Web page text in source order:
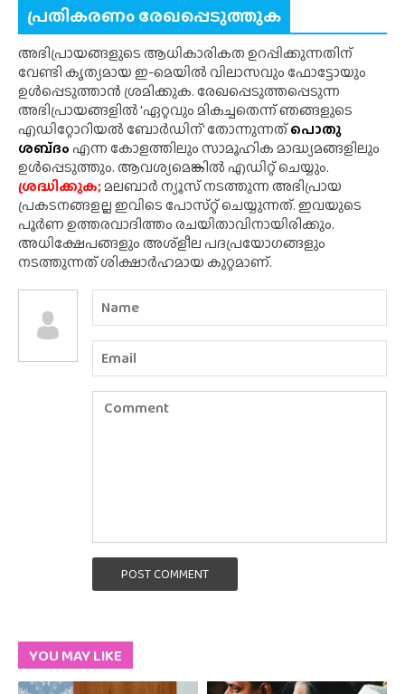
പ്രതികരണം രേഖപ്പെടുത്തുക
അഭിപ്രായങ്ങളുടെ ആധികാരികത ഉറപ്പിക്കുന്നതിന്
വേണ്ടി കൃത്യമായ ഇ-മെയിൽ വിലാസവും ഫോട്ടോയും
ഉൾപ്പെടുത്താൻ ശ്രമിക്കുക. രേഖപ്പെടുത്തപ്പെടുന്ന
അഭിപ്രായങ്ങളിൽ 'ഏറ്റവും മികച്ചതെന്ന് ഞങ്ങളുടെ
എഡിറ്റോറിയൽ ബോർഡിന്' തോന്നുന്നത്പൊതു
ശബ്‌ദംഎന്ന കോളത്തിലും സാമൂഹിക മാദ്ധ്യമങ്ങളിലും
ഉൾപ്പെടുത്തും. ആവശ്യമെങ്കിൽ എഡിറ്റ് ചെയ്യും.
ശ്രദ്ധിക്കുക;മലബാർ ന്യൂസ് നടത്തുന്ന അഭിപ്രായ
പ്രകടനങ്ങളല്ല ഇവിടെ പോസ്‌റ്റ് ചെയ്യുന്നത്. ഇവയുടെ
പൂർണ ഉത്തരവാദിത്തം രചയിതാവിനായിരിക്കും.
അധിക്ഷേപങ്ങളും അശ്‌ളീല പദപ്രയോഗങ്ങളും
നടത്തുന്നത് ശിക്ഷാർഹമായ കുറ്റമാണ്.
POST COMMENT
YOU MAY LIKE